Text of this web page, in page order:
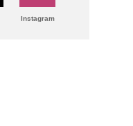
Instagram